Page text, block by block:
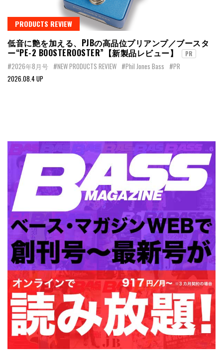
PRODUCTS REVIEW
低音に艶を加える、PJBの高品位プリアンプ／ブースタ
ー“PE-2 BOOSTEROOSTER”【新製品レビュー】
PR
#2026年8月号 #NEW PRODUCTS REVIEW #Phil Jones Bass #PR
2026.08.4 UP